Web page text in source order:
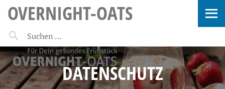
OVERNIGHT-OATS
DATENSCHUTZ